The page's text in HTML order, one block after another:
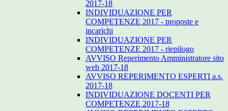
2017-18
INDIVIDUAZIONE PER
COMPETENZE 2017 - proposte e
incarichi
INDIVIDUAZIONE PER
COMPETENZE 2017 - riepilogo
AVVISO Reperimento Amministratore sito
web 2017-18
AVVISO REPERIMENTO ESPERTI a.s.
2017-18
INDIVIDUAZIONE DOCENTI PER
COMPETENZE 2017-18